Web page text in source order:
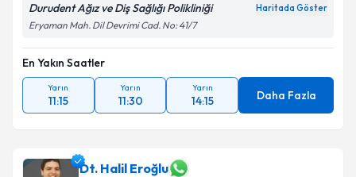
Durudent Ağız ve Diş Sağlığı Polikliniği Haritada Göster
Eryaman Mah. Dil Devrimi Cad. No: 41/7
En Yakın Saatler
Yarın
11:15
Yarın
11:30
Yarın
14:15 Daha Fazla
Dt. Halil Eroğlu